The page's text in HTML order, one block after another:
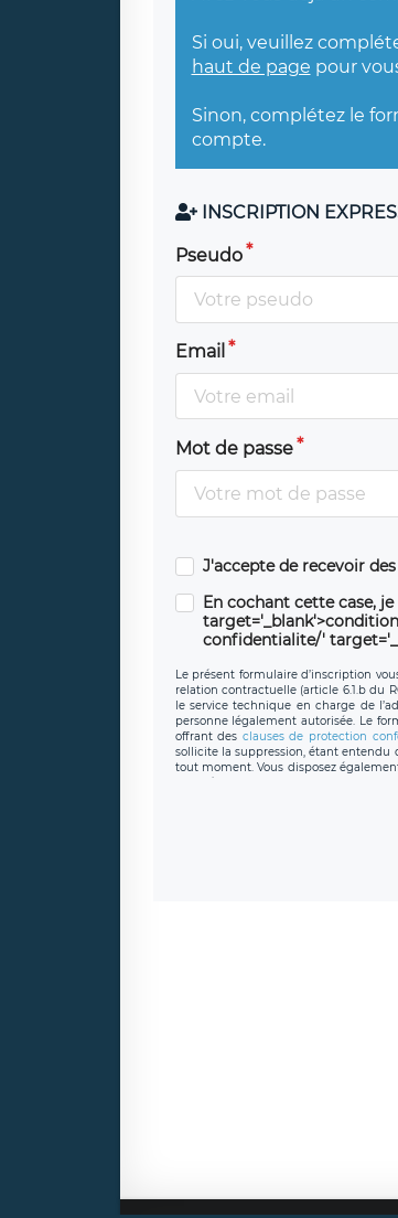
Si oui, veuillez
haut de page pour
Sinon, complétez le
compte.
INSCRIPTION
Pseudo
Email
Mot de passe
J'accepte de recevoir
En cochant cette case,
confidentialite/'
Le présent formulaire d’inscription
relation contractuelle (article 6.1.b du
le service technique en charge de
personne légalement autorisée. Le
offrant des clauses de protection
sollicite la suppression, étant entendu
tout moment. Vous disposez
caractère personnel, ainsi que d’un
protection des données de
joignable à l’adresse mail :